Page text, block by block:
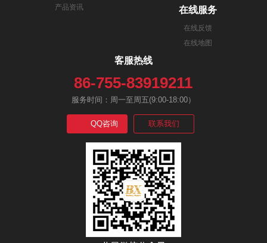
产品资讯
在线服务
在线反馈
在线地图
客服热线
86-755-83919211
服务时间：周一至周五(9:00-18:00）
QQ咨询 联系我们